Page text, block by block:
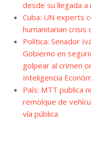
desde su llegada a
Cuba: UN experts
humanitarian crisis
Política: Senador
Gobierno en
golpear al crimen
Inteligencia
País: MTT publica
remolque de
vía pública